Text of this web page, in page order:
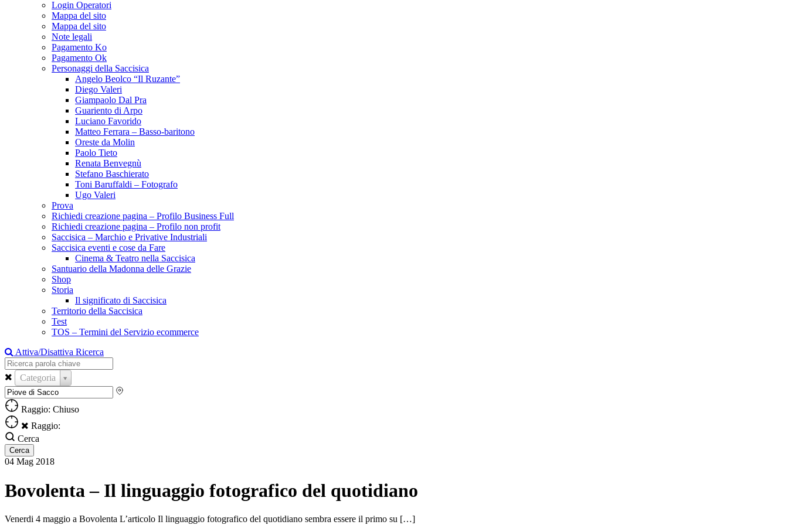
Login Operatori
Mappa del sito
Mappa del sito
Note legali
Pagamento Ko
Pagamento Ok
Personaggi della Saccisica
Angelo Beolco “Il Ruzante”
Diego Valeri
Giampaolo Dal Pra
Guariento di Arpo
Luciano Favorido
Matteo Ferrara – Basso-baritono
Oreste da Molin
Paolo Tieto
Renata Benvegnù
Stefano Baschierato
Toni Baruffaldi – Fotografo
Ugo Valeri
Prova
Richiedi creazione pagina – Profilo Business Full
Richiedi creazione pagina – Profilo non profit
Saccisica – Marchio e Privative Industriali
Saccisica eventi e cose da Fare
Cinema & Teatro nella Saccisica
Santuario della Madonna delle Grazie
Shop
Storia
Il significato di Saccisica
Territorio della Saccisica
Test
TOS – Termini del Servizio ecommerce
Attiva/Disattiva Ricerca
Categoria
Raggio: Chiuso
Raggio:
Cerca
04 Mag 2018
Bovolenta – Il linguaggio fotografico del quotidiano
Venerdi 4 maggio a Bovolenta L’articolo Il linguaggio fotografico del quotidiano sembra essere il primo su […]